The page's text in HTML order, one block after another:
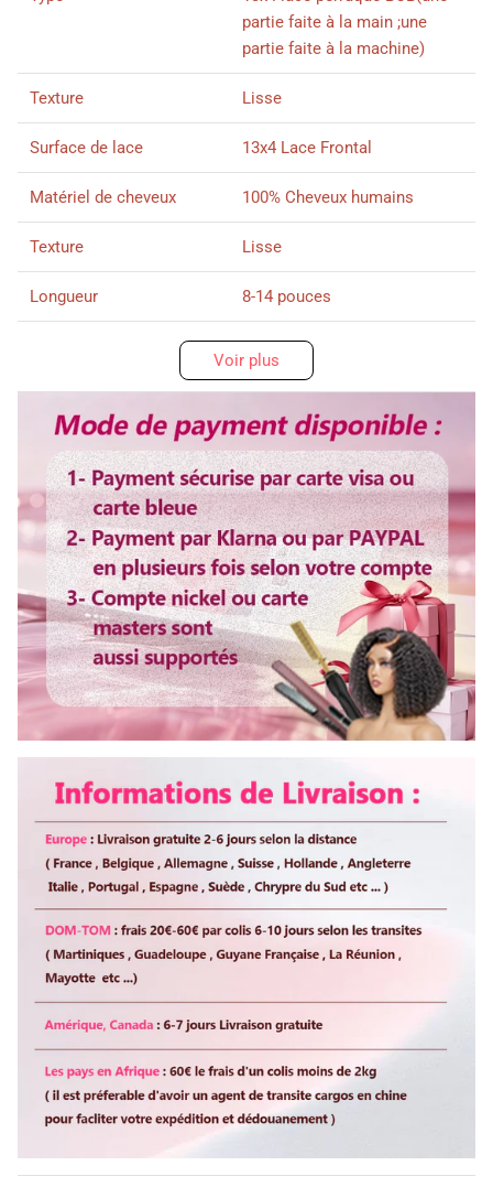
partie faite à la main ;une
partie faite à la machine)
Texture Lisse
Surface de lace 13x4 Lace Frontal
Matériel de cheveux 100% Cheveux humains
Texture Lisse
Longueur 8-14 pouces
200%
Délai d'utilisation
plus d'un an d'utilisation avec
de bons soins
Couleur de cheveux #1B Noir
Racine de cheveux Pre-Plucked
Bande d'élastique Ajustable
Colorer Oui
Lisser ou boucler au fer Oui
Voir plus